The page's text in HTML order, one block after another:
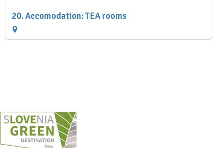
20. Accomodation: TEA rooms